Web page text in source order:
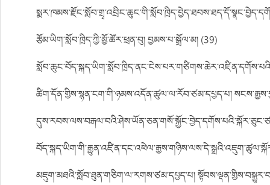
རྩོམ་ཡིག་སློབ་ཁྲིད་ཀྱི་མྱོ་ཚོར་ཕྲན་བུ། བྱམས་པ་སྒྲོལ་མ། (39)
ཚིག་དོན་གྱིས་སྙན་ངག་གི་ཉམས་འདོན་ཚུལ་ལ་རོབ་ཙམ་དཔྱད་པ།
མཇུག་མཐའི་སློབ་ཐུན་གཅིག་ལ་རགས་ཙམ་དཔྱད་པ།